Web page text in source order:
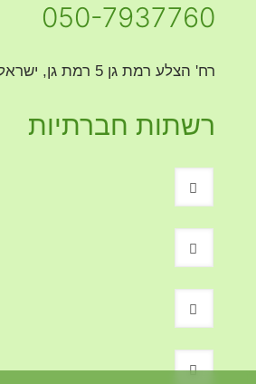
050-7937760
רח' הצלע רמת גן 5 רמת גן, ישראל
רשתות חברתיות